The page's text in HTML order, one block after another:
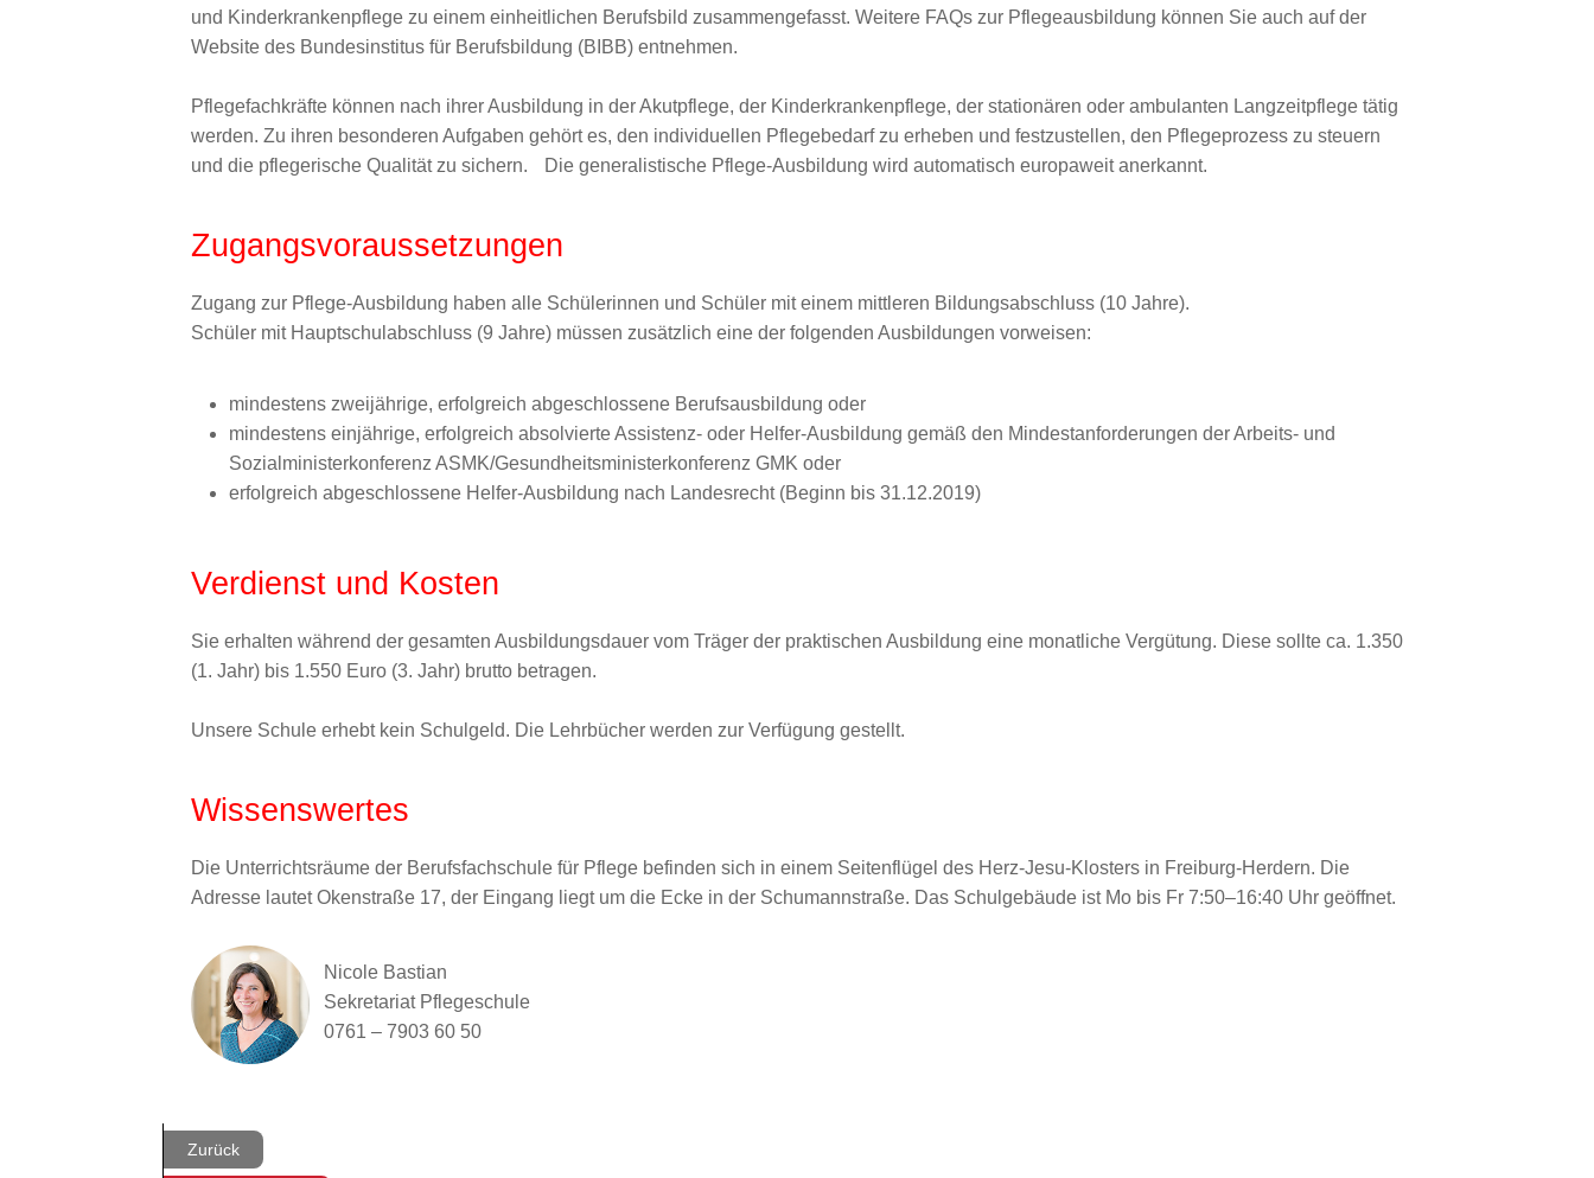
und Kinderkrankenpflege zu einem einheitlichen Berufsbild zusammengefasst. Weitere FAQs zur Pflegeausbildung können Sie auch auf der
Website des Bundesinstitus für Berufsbildung (BIBB) entnehmen.
Pflegefachkräfte können nach ihrer Ausbildung in der Akutpflege, der Kinderkrankenpflege, der stationären oder ambulanten Langzeitpflege tätig
werden. Zu ihren besonderen Aufgaben gehört es, den individuellen Pflegebedarf zu erheben und festzustellen, den Pflegeprozess zu steuern
und die pflegerische Qualität zu sichern. Die generalistische Pflege-Ausbildung wird automatisch europaweit anerkannt.
Zugangsvoraussetzungen
Zugang zur Pflege-Ausbildung haben alle Schülerinnen und Schüler mit einem mittleren Bildungsabschluss (10 Jahre).
Schüler mit Hauptschulabschluss (9 Jahre) müssen zusätzlich eine der folgenden Ausbildungen vorweisen:
mindestens zweijährige, erfolgreich abgeschlossene Berufsausbildung oder
mindestens einjährige, erfolgreich absolvierte Assistenz- oder Helfer-Ausbildung gemäß den Mindestanforderungen der Arbeits- und
Sozialministerkonferenz ASMK/Gesundheitsministerkonferenz GMK oder
erfolgreich abgeschlossene Helfer-Ausbildung nach Landesrecht (Beginn bis 31.12.2019)
Verdienst und Kosten
Sie erhalten während der gesamten Ausbildungsdauer vom Träger der praktischen Ausbildung eine monatliche Vergütung. Diese sollte ca. 1.350
(1. Jahr) bis 1.550 Euro (3. Jahr) brutto betragen.
Unsere Schule erhebt kein Schulgeld. Die Lehrbücher werden zur Verfügung gestellt.
Wissenswertes
Die Unterrichtsräume der Berufsfachschule für Pflege befinden sich in einem Seitenflügel des Herz-Jesu-Klosters in Freiburg-Herdern. Die
Adresse lautet Okenstraße 17, der Eingang liegt um die Ecke in der Schumannstraße. Das Schulgebäude ist Mo bis Fr 7:50–16:40 Uhr geöffnet.
Nicole Bastian
Sekretariat Pflegeschule
0761 – 7903 60 50
Zurück